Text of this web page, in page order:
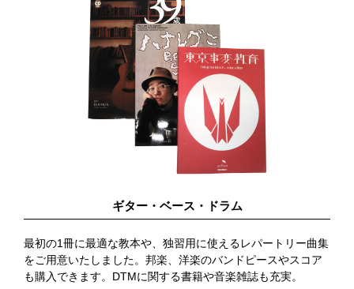
ギター・ベース・ドラム
最初の1冊に最適な教本や、独習用に使えるレパートリー曲集
をご用意いたしました。邦楽、洋楽のバンドピースやスコア
も購入できます。DTMに関する書籍や音楽雑誌も充実。